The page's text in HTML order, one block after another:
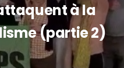
à la
(partie 2)